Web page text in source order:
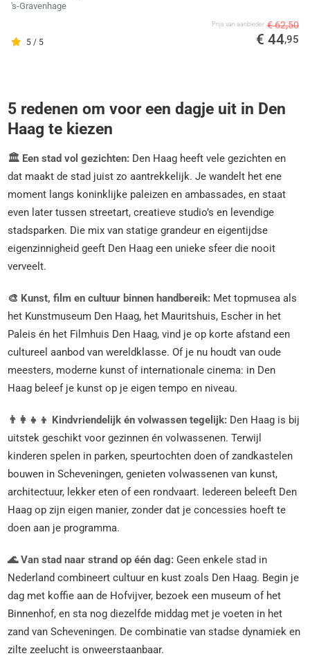
's-Gravenhage
5 / 5
Prijs van aanbieder € 62,50
€ 44,95
5 redenen om voor een dagje uit in Den
Haag te kiezen
🏛️ Een stad vol gezichten: Den Haag heeft vele gezichten en
dat maakt de stad juist zo aantrekkelijk. Je wandelt het ene
moment langs koninklijke paleizen en ambassades, en staat
even later tussen streetart, creatieve studio’s en levendige
stadsparken. Die mix van statige grandeur en eigentijdse
eigenzinnigheid geeft Den Haag een unieke sfeer die nooit
verveelt.
🎨 Kunst, film en cultuur binnen handbereik: Met topmusea als
het Kunstmuseum Den Haag, het Mauritshuis, Escher in het
Paleis én het Filmhuis Den Haag, vind je op korte afstand een
cultureel aanbod van wereldklasse. Of je nu houdt van oude
meesters, moderne kunst of internationale cinema: in Den
Haag beleef je kunst op je eigen tempo en niveau.
👨‍👩‍👧‍👦 Kindvriendelijk én volwassen tegelijk: Den Haag is bij
uitstek geschikt voor gezinnen én volwassenen. Terwijl
kinderen spelen in parken, speurtochten doen of zandkastelen
bouwen in Scheveningen, genieten volwassenen van kunst,
architectuur, lekker eten of een rondvaart. Iedereen beleeft Den
Haag op zijn eigen manier, zonder dat je concessies hoeft te
doen aan je programma.
🌊 Van stad naar strand op één dag: Geen enkele stad in
Nederland combineert cultuur en kust zoals Den Haag. Begin je
dag met koffie aan de Hofvijver, bezoek een museum of het
Binnenhof, en sta nog diezelfde middag met je voeten in het
zand van Scheveningen. De combinatie van stadse dynamiek en
zilte zeelucht is onweerstaanbaar.